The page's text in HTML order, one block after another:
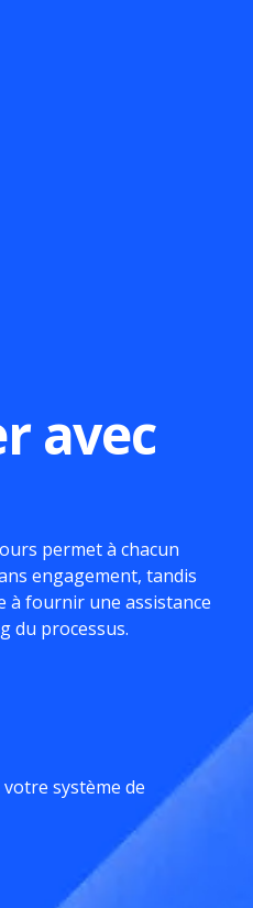
avec
permet à chacun
engagement, tandis
à fournir une assistance
du processus.
système de